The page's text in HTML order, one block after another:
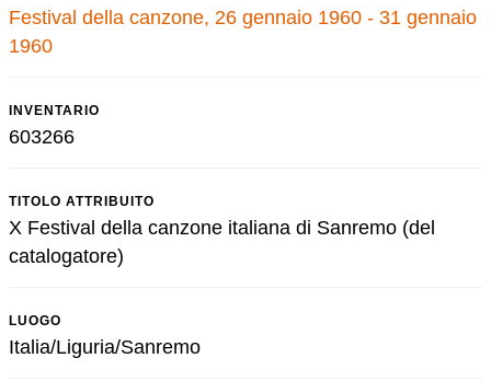
Festival della canzone, 26 gennaio 1960 - 31 gennaio
1960
INVENTARIO
603266
TITOLO ATTRIBUITO
X Festival della canzone italiana di Sanremo (del
catalogatore)
LUOGO
Italia/Liguria/Sanremo